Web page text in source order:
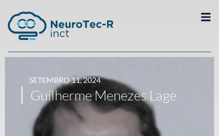
SETEMBRO 11, 2024
Guilherme Menezes Lage